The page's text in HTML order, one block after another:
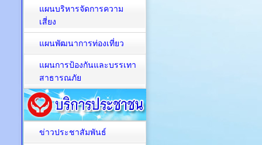
แผนบริหารจัดการความ
เสี่ยง
แผนพัฒนาการท่องเที่ยว
แผนการป้องกันและบรรเทา
สาธารณภัย
ข่าวประชาสัมพันธ์